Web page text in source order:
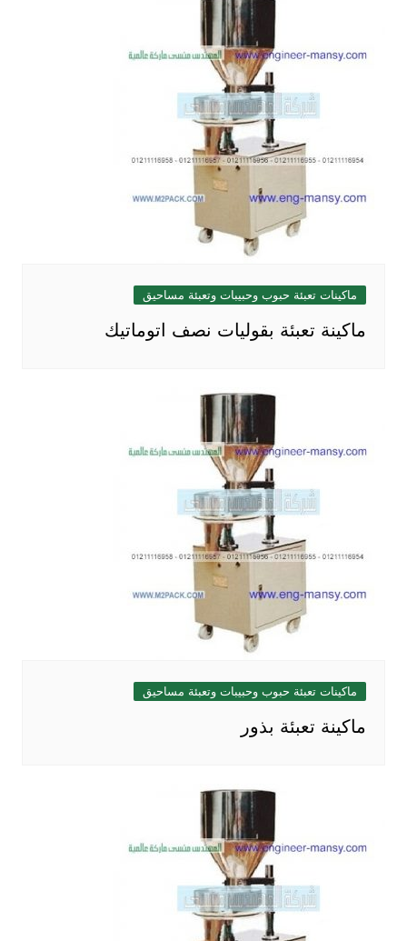
ماكينات تعبئة حبوب وحبيبات وتعبئة مساحيق
ماكينة تعبئة بقوليات نصف اتوماتيك
ماكينات تعبئة حبوب وحبيبات وتعبئة مساحيق
ماكينة تعبئة بذور